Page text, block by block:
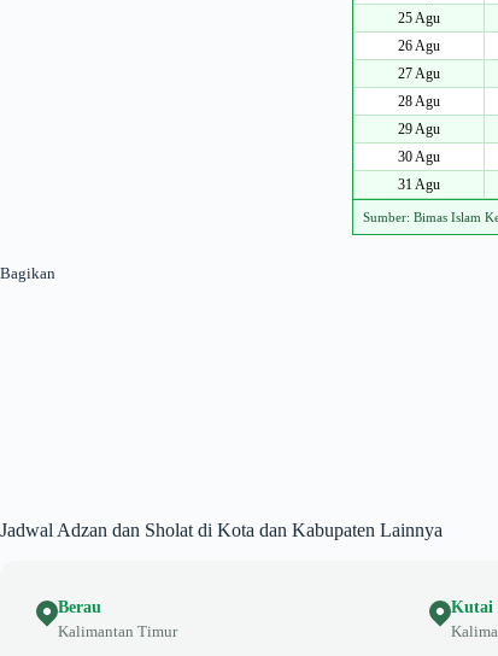
25 Agu
26 Agu
27 Agu
28 Agu
29 Agu
30 Agu
31 Agu
Sumber: Bimas Islam
Bagikan
Jadwal Adzan dan Sholat di Kota dan Kabupaten Lainnya
Berau
Kalimantan Timur
Kutai